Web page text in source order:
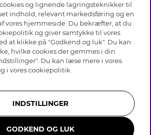
Betingelser
Databeskyttelsespolitik
Cookies
Medlemsbetingelser
Job hos Glitter
Tilbagekaldelse
Gavekortsaldo
OM GLITTER
Black Friday
Vores butikker
Virksomhedens historie
Whistleblowing
Presse & Samarbejde
HJÆLP
Ofte stillede spørsmål
Kundeservice
Plejeråd skindhandsker
Størrelsesguide til ringe
Smykker i rustfrit stål
Bliv medlem
og lignende lagringsteknikker til
indhold, relevant markedsføring og en
vores hjemmeside. Du bekræfter, at du
og giver samtykke til vores
at klikke på "Godkend og luk". Du kan
hvilke cookies der gemmes i din
Du kan læse mere i vores
i vorescookiepolitik
INDSTILLINGER
GODKEND OG LUK